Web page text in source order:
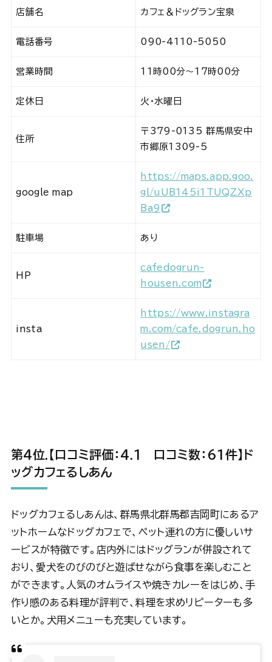
店舗名 カフェ＆ドッグラン宝泉
電話番号 090-4110-5050
営業時間 11時00分～17時00分
定休日 火・水曜日
住所
〒379-0135 群馬県安中
市郷原1309-5
google map
https://maps.app.goo.
gl/uUB145i1TUQZXp
Ba9
駐車場 あり
HP
cafedogrun-
housen.com
insta
https://www.instagra
m.com/cafe.dogrun.ho
usen/
第4位 .【口コミ評価： 4.1 口コミ数：61件】ド
ッグカフェるしあん
ドッグカフェるしあんは、群馬県北群馬郡吉岡町にあるア
ットホームなドッグカフェで、ペット連れの方に優しいサ
ービスが特徴です。店内外にはドッグランが併設されて
おり、愛犬をのびのびと遊ばせながら食事を楽しむこと
ができます。人気のオムライスや焼きカレーをはじめ、手
作り感のある料理が評判で、料理を求めリピーターも多
いとか。犬用メニューも充実しています。